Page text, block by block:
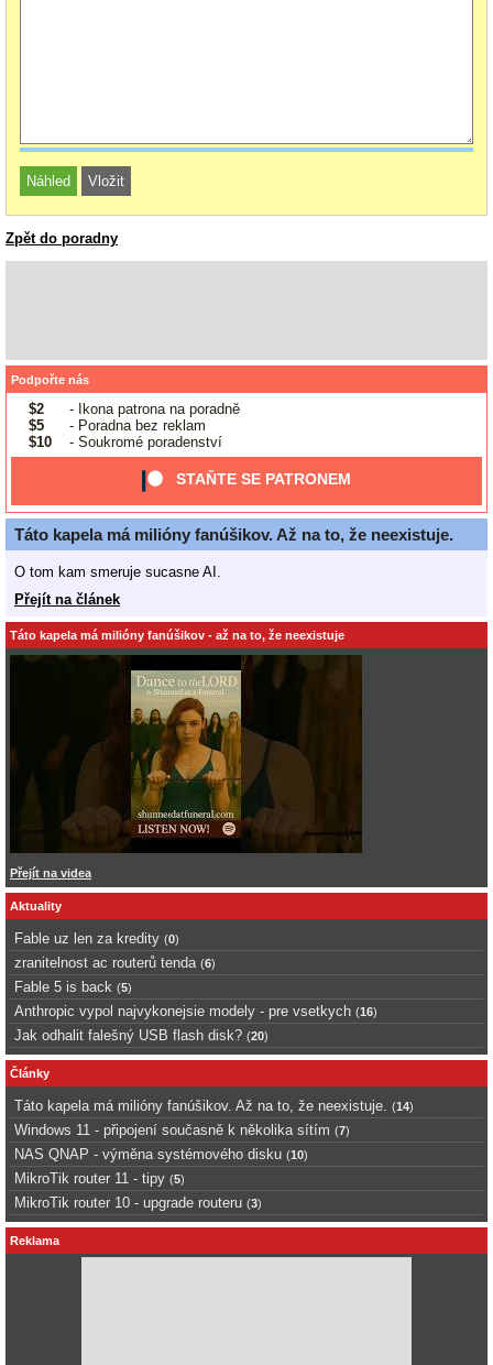
Zpět do poradny
Podpořte nás
$2
- Ikona patrona na poradně
$5
- Poradna bez reklam
$10
- Soukromé poradenství
STAŇTE SE PATRONEM
Táto kapela má milióny fanúšikov. Až na to, že neexistuje.
O tom kam smeruje sucasne AI.
Přejít na článek
Táto kapela má milióny fanúšikov - až na to, že neexistuje
Přejít na videa
Aktuality
Fable uz len za kredity (0)
zranitelnost ac routerů tenda (6)
Fable 5 is back (5)
Anthropic vypol najvykonejsie modely - pre vsetkych (16)
Jak odhalit falešný USB flash disk? (20)
Články
Táto kapela má milióny fanúšikov. Až na to, že neexistuje. (14)
Windows 11 - připojení současně k několika sítím (7)
NAS QNAP - výměna systémového disku (10)
MikroTik router 11 - tipy (5)
MikroTik router 10 - upgrade routeru (3)
Reklama